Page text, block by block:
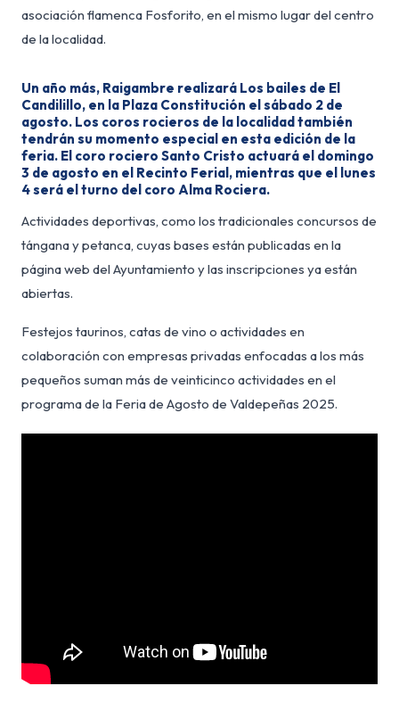
asociación flamenca Fosforito, en el mismo lugar del centro
de la localidad.
Un año más, Raigambre realizará Los bailes de El
Candilillo, en la Plaza Constitución el sábado 2 de
agosto. Los coros rocieros de la localidad también
tendrán su momento especial en esta edición de la
feria. El coro rociero Santo Cristo actuará el domingo
3 de agosto en el Recinto Ferial, mientras que el lunes
4 será el turno del coro Alma Rociera.
Actividades deportivas, como los tradicionales concursos de
tángana y petanca, cuyas bases están publicadas en la
página web del Ayuntamiento y las inscripciones ya están
abiertas.
Festejos taurinos, catas de vino o actividades en
colaboración con empresas privadas enfocadas a los más
pequeños suman más de veinticinco actividades en el
programa de la Feria de Agosto de Valdepeñas 2025.